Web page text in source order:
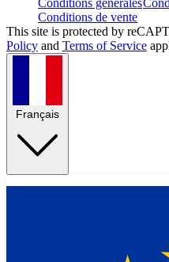
Conditions générales
Conditions de vente
This site is protected by
Policy and Terms of Service
Français